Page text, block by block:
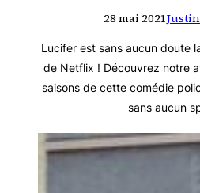
28 mai 2021
Lucifer est sans aucun doute
de Netflix ! Découvrez notre
saisons de cette comédie
sans aucun